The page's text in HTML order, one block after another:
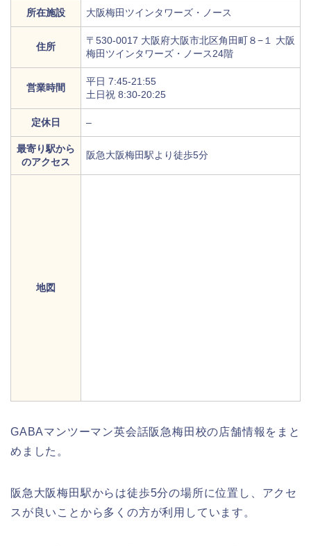
所在施設 大阪梅田ツインタワーズ・ノース
住所
〒530-0017 大阪府大阪市北区角田町８−１ 大阪
梅田ツインタワーズ・ノース24階
営業時間
平日 7:45-21:55
土日祝 8:30-20:25
定休日 –
最寄り駅から
のアクセス
阪急大阪梅田駅より徒歩5分
地図
GABAマンツーマン英会話阪急梅田校の店舗情報をまと
めました。
阪急大阪梅田駅からは徒歩5分の場所に位置し、アクセ
スが良いことから多くの方が利用しています。